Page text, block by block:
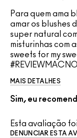
Para quem ama
amar os blushes
super natural
misturinhas com
sweets for my
MAIS DETALHES
Sim, eu
Esta avaliação
DENUNCIAR ESTA